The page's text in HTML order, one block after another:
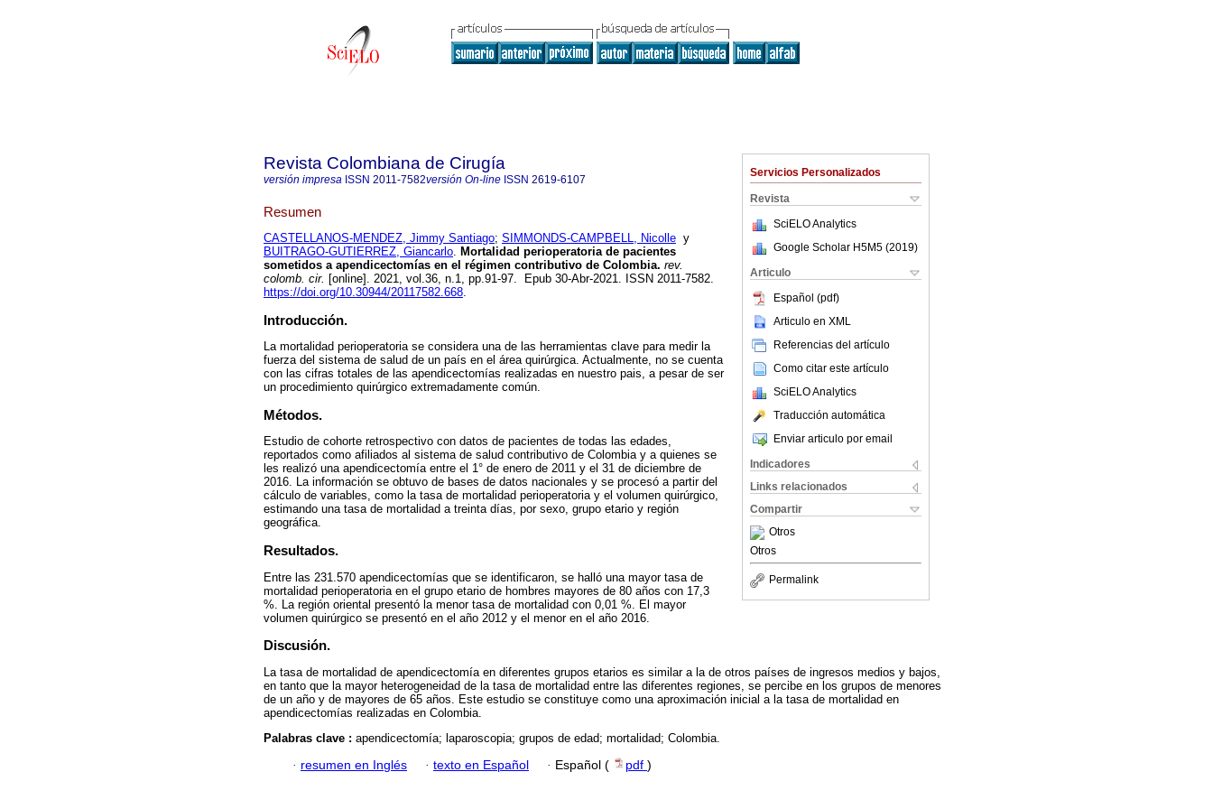
Servicios Personalizados
Revista
SciELO Analytics
Google Scholar H5M5 (2019)
Articulo
Español (pdf)
Articulo en XML
Referencias del artículo
Como citar este artículo
SciELO Analytics
Traducción automática
Enviar articulo por email
Indicadores
Links relacionados
Compartir
Otros
Otros
Permalink
Revista Colombiana de Cirugía
versión impresa ISSN 2011-7582versión On-line ISSN 2619-6107
Resumen
CASTELLANOS-MENDEZ, Jimmy Santiago; SIMMONDS-CAMPBELL, Nicolle y
BUITRAGO-GUTIERREZ, Giancarlo. Mortalidad perioperatoria de pacientes
sometidos a apendicectomías en el régimen contributivo de Colombia. rev.
colomb. cir. [online]. 2021, vol.36, n.1, pp.91-97. Epub 30-Abr-2021. ISSN 2011-7582.
https://doi.org/10.30944/20117582.668.
Introducción.
La mortalidad perioperatoria se considera una de las herramientas clave para medir la
fuerza del sistema de salud de un país en el área quirúrgica. Actualmente, no se cuenta
con las cifras totales de las apendicectomías realizadas en nuestro pais, a pesar de ser
un procedimiento quirúrgico extremadamente común.
Métodos.
Estudio de cohorte retrospectivo con datos de pacientes de todas las edades,
reportados como afiliados al sistema de salud contributivo de Colombia y a quienes se
les realizó una apendicectomía entre el 1° de enero de 2011 y el 31 de diciembre de
2016. La información se obtuvo de bases de datos nacionales y se procesó a partir del
cálculo de variables, como la tasa de mortalidad perioperatoria y el volumen quirúrgico,
estimando una tasa de mortalidad a treinta días, por sexo, grupo etario y región
geográfica.
Resultados.
Entre las 231.570 apendicectomías que se identificaron, se halló una mayor tasa de
mortalidad perioperatoria en el grupo etario de hombres mayores de 80 años con 17,3
%. La región oriental presentó la menor tasa de mortalidad con 0,01 %. El mayor
volumen quirúrgico se presentó en el año 2012 y el menor en el año 2016.
Discusión.
La tasa de mortalidad de apendicectomía en diferentes grupos etarios es similar a la de otros países de ingresos medios y bajos,
en tanto que la mayor heterogeneidad de la tasa de mortalidad entre las diferentes regiones, se percibe en los grupos de menores
de un año y de mayores de 65 años. Este estudio se constituye como una aproximación inicial a la tasa de mortalidad en
apendicectomías realizadas en Colombia.
Palabras clave : apendicectomía; laparoscopia; grupos de edad; mortalidad; Colombia.
· resumen en Inglés · texto en Español · Español ( pdf )